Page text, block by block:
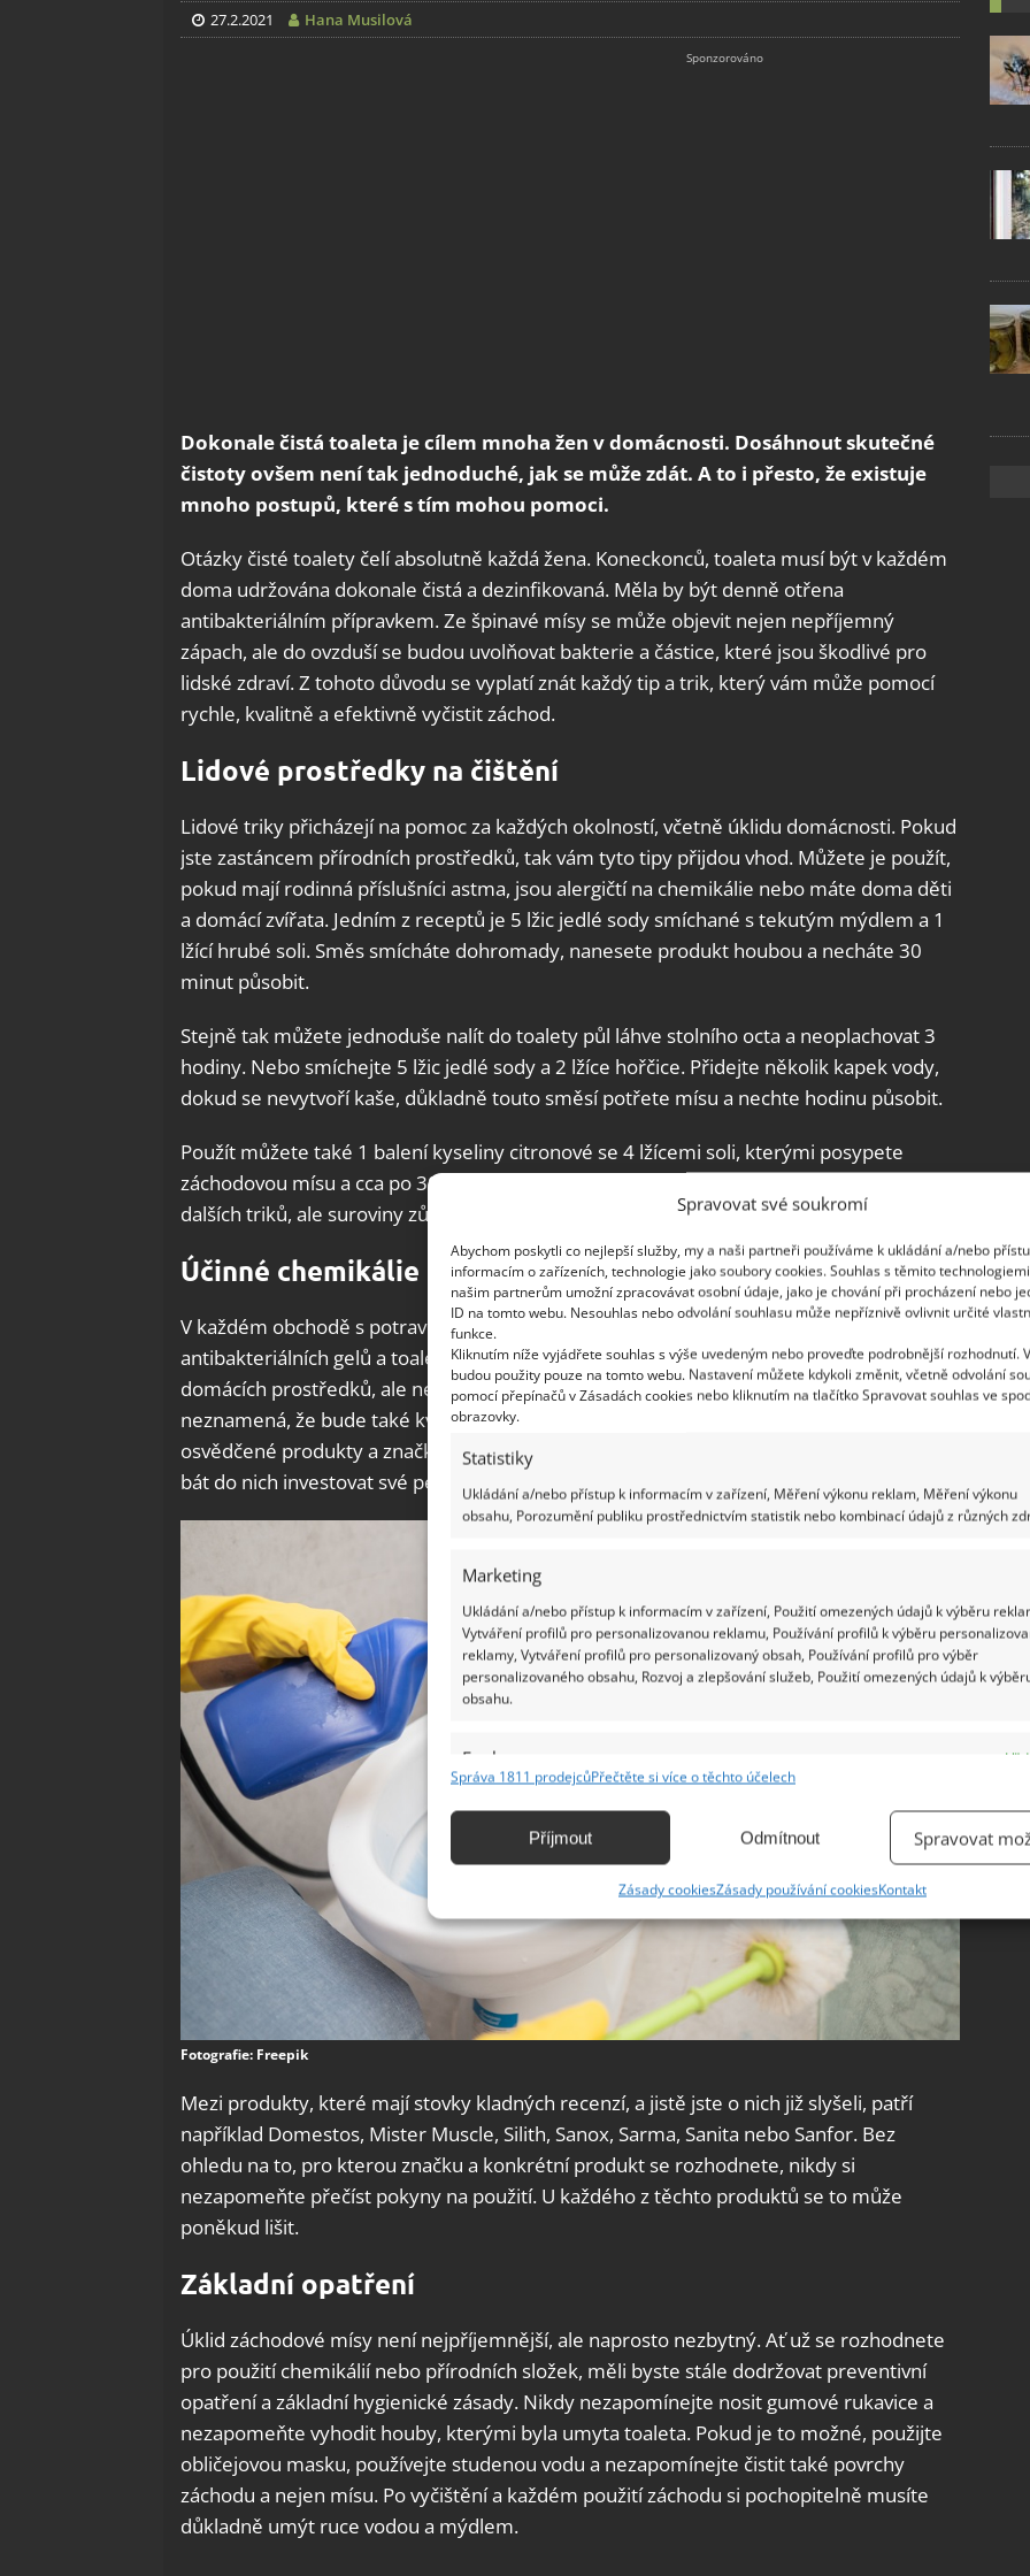
Spravovat své soukromí
Abychom poskytli co nejlepší služby, my a naši partneři používáme k ukládání a/nebo
informacím o zařízeních, technologie jako soubory cookies. Souhlas s těmito
našim partnerům umožní zpracovávat osobní údaje, jako je chování při procházení nebo
ID na tomto webu. Nesouhlas nebo odvolání souhlasu může nepříznivě ovlivnit určité
funkce.
Kliknutím níže vyjádřete souhlas s výše uvedeným nebo proveďte podrobnější rozhodnutí.
budou použity pouze na tomto webu. Nastavení můžete kdykoli změnit, včetně odvolání
pomocí přepínačů v Zásadách cookies nebo kliknutím na tlačítko Spravovat souhlas ve
obrazovky.
Statistiky
Ukládání a/nebo přístup k informacím v zařízení, Měření výkonu reklam, Měření výkonu
obsahu, Porozumění publiku prostřednictvím statistik nebo kombinací údajů z různých
Marketing
Ukládání a/nebo přístup k informacím v zařízení, Použití omezených údajů k výběru
Vytváření profilů pro personalizovanou reklamu, Používání profilů k výběru
reklamy, Vytváření profilů pro personalizovaný obsah, Používání profilů pro výběr
personalizovaného obsahu, Rozvoj a zlepšování služeb, Použití omezených údajů k
obsahu.
Funkce
Identifikace zařízení na základě automaticky přenášených informací.
základě aktivně vyžádaných informací.
Zajištění bezpečnosti, předcházení a zjišťování podvodů a
odstraňování chyb, Poskytování a zobrazování reklamy a obsahu,
Ukládání a sdělování voleb ochrany osobních údajů.
Správa 1811 prodejcůPřečtěte si více o těchto účelech
Příjmout Odmítnout Spravovat
Zásady cookiesZásady používání cookiesKontakt
27.2.2021 Hana Musilová
Dokonale čistá toaleta je cílem mnoha žen v domácnosti. Dosáhnout skutečné
čistoty ovšem není tak jednoduché, jak se může zdát. A to i přesto, že existuje
mnoho postupů, které s tím mohou pomoci.
Otázky čisté toalety čelí absolutně každá žena. Koneckonců, toaleta musí být v každém
doma udržována dokonale čistá a dezinfikovaná. Měla by být denně otřena
antibakteriálním přípravkem. Ze špinavé mísy se může objevit nejen nepříjemný
zápach, ale do ovzduší se budou uvolňovat bakterie a částice, které jsou škodlivé pro
lidské zdraví. Z tohoto důvodu se vyplatí znát každý tip a trik, který vám může pomocí
rychle, kvalitně a efektivně vyčistit záchod.
Lidové prostředky na čištění
Lidové triky přicházejí na pomoc za každých okolností, včetně úklidu domácnosti. Pokud
jste zastáncem přírodních prostředků, tak vám tyto tipy přijdou vhod. Můžete je použít,
pokud mají rodinná příslušníci astma, jsou alergičtí na chemikálie nebo máte doma děti
a domácí zvířata. Jedním z receptů je 5 lžic jedlé sody smíchané s tekutým mýdlem a 1
lžící hrubé soli. Směs smícháte dohromady, nanesete produkt houbou a necháte 30
minut působit.
Stejně tak můžete jednoduše nalít do toalety půl láhve stolního octa a neoplachovat 3
hodiny. Nebo smíchejte 5 lžic jedlé sody a 2 lžíce hořčice. Přidejte několik kapek vody,
dokud se nevytvoří kaše, důkladně touto směsí potřete mísu a nechte hodinu působit.
Použít můžete také 1 balení kyseliny citronové se 4 lžícemi soli, kterými posypete
záchodovou mísu a cca po 30 minutách odstraníte vlhkou houbou. Existuje i mnoho
dalších triků, ale suroviny zůstávají prakticky stejné.
Účinné chemikálie
V každém obchodě s potravinami a drogerii najdete police plné čisticích prostředků,
antibakteriálních gelů a toaletních tablet. Cenová politika pro ně je zcela odlišná, než u
domácích prostředků, ale ne vždy má drahý produkt požadovaný účinek. To, že je drahý
neznamená, že bude také kvalitní. Mezi ženami v domácnosti jsou ovšem známé
osvědčené produkty a značky, na které se můžete skutečně spolehnout a nemusíte se
bát do nich investovat své peníze.
Fotografie: Freepik
Mezi produkty, které mají stovky kladných recenzí, a jistě jste o nich již slyšeli, patří
například Domestos, Mister Muscle, Silith, Sanox, Sarma, Sanita nebo Sanfor. Bez
ohledu na to, pro kterou značku a konkrétní produkt se rozhodnete, nikdy si
nezapomeňte přečíst pokyny na použití. U každého z těchto produktů se to může
poněkud lišit.
Základní opatření
Úklid záchodové mísy není nejpříjemnější, ale naprosto nezbytný. Ať už se rozhodnete
pro použití chemikálií nebo přírodních složek, měli byste stále dodržovat preventivní
opatření a základní hygienické zásady. Nikdy nezapomínejte nosit gumové rukavice a
nezapomeňte vyhodit houby, kterými byla umyta toaleta. Pokud je to možné, použijte
obličejovou masku, používejte studenou vodu a nezapomínejte čistit také povrchy
záchodu a nejen mísu. Po vyčištění a každém použití záchodu si pochopitelně musíte
důkladně umýt ruce vodou a mýdlem.